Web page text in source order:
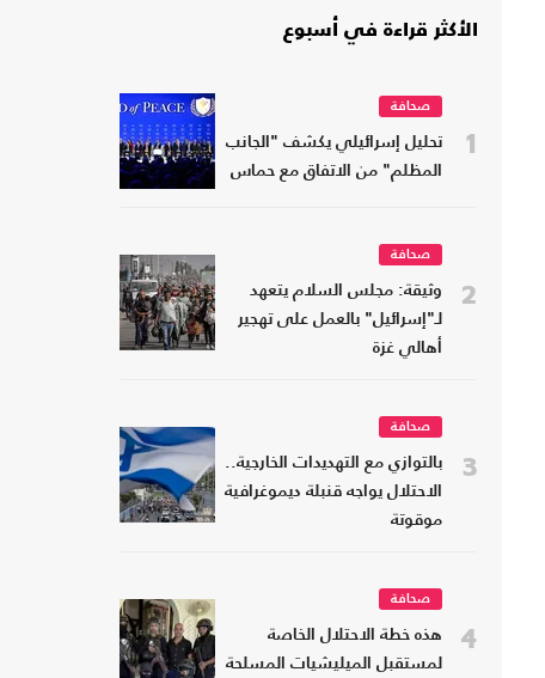
الأكثر قراءة في أسبوع
1
صحافة
تحليل إسرائيلي يكشف "الجانب
المظلم" من الاتفاق مع حماس
2
صحافة
وثيقة: مجلس السلام يتعهد
لـ"إسرائيل" بالعمل على تهجير
أهالي غزة
3
صحافة
بالتوازي مع التهديدات الخارجية..
الاحتلال يواجه قنبلة ديموغرافية
موقوتة
4
صحافة
هذه خطة الاحتلال الخاصة
لمستقبل الميليشيات المسلحة